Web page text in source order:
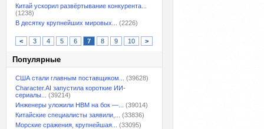
Китай ускорил развёртывание конкурента...
(1238)
В десятку крупнейших мировых...
(2226)
< 3 4 5 6 7 8 9 10 >
Популярные
США стали главным поставщиком...
(39628)
Character.AI запустила короткие ИИ-
сериалы...
(39214)
Инженеры уложили HBM на бок —...
(39014)
Китайские специалисты заявили,...
(33836)
Морские сражения, крупнейшая...
(33095)